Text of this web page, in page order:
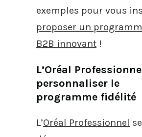
exemples pour vous
proposer un
B2B innovant !
L’Oréal
personnaliser le
programme fidélité
L’Oréal Professionnel se